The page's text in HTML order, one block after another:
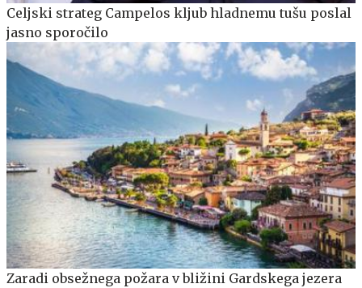
Celjski strateg Campelos kljub hladnemu tušu poslal
jasno sporočilo
Zaradi obsežnega požara v bližini Gardskega jezera